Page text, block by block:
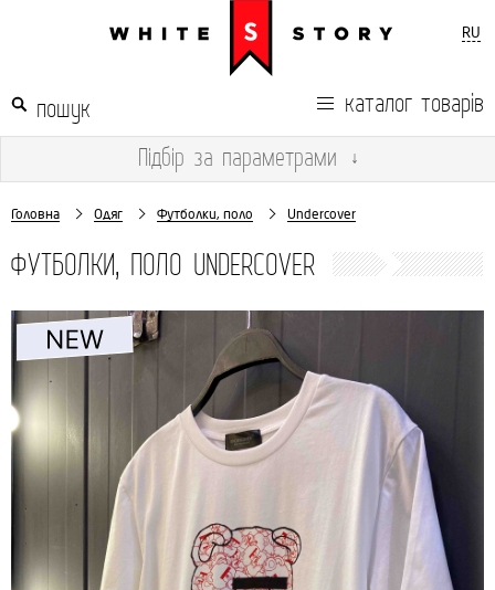
RU
каталог товарів
Підбір за параметрами ↓
Головна Одяг Футболки, поло Undercover
ФУТБОЛКИ, ПОЛО UNDERCOVER